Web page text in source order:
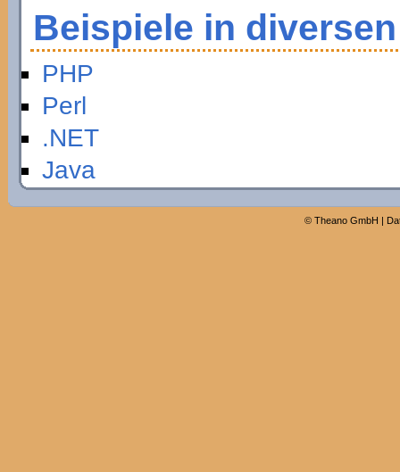
Beispiele in
PHP
Perl
.NET
Java
© Theano GmbH |